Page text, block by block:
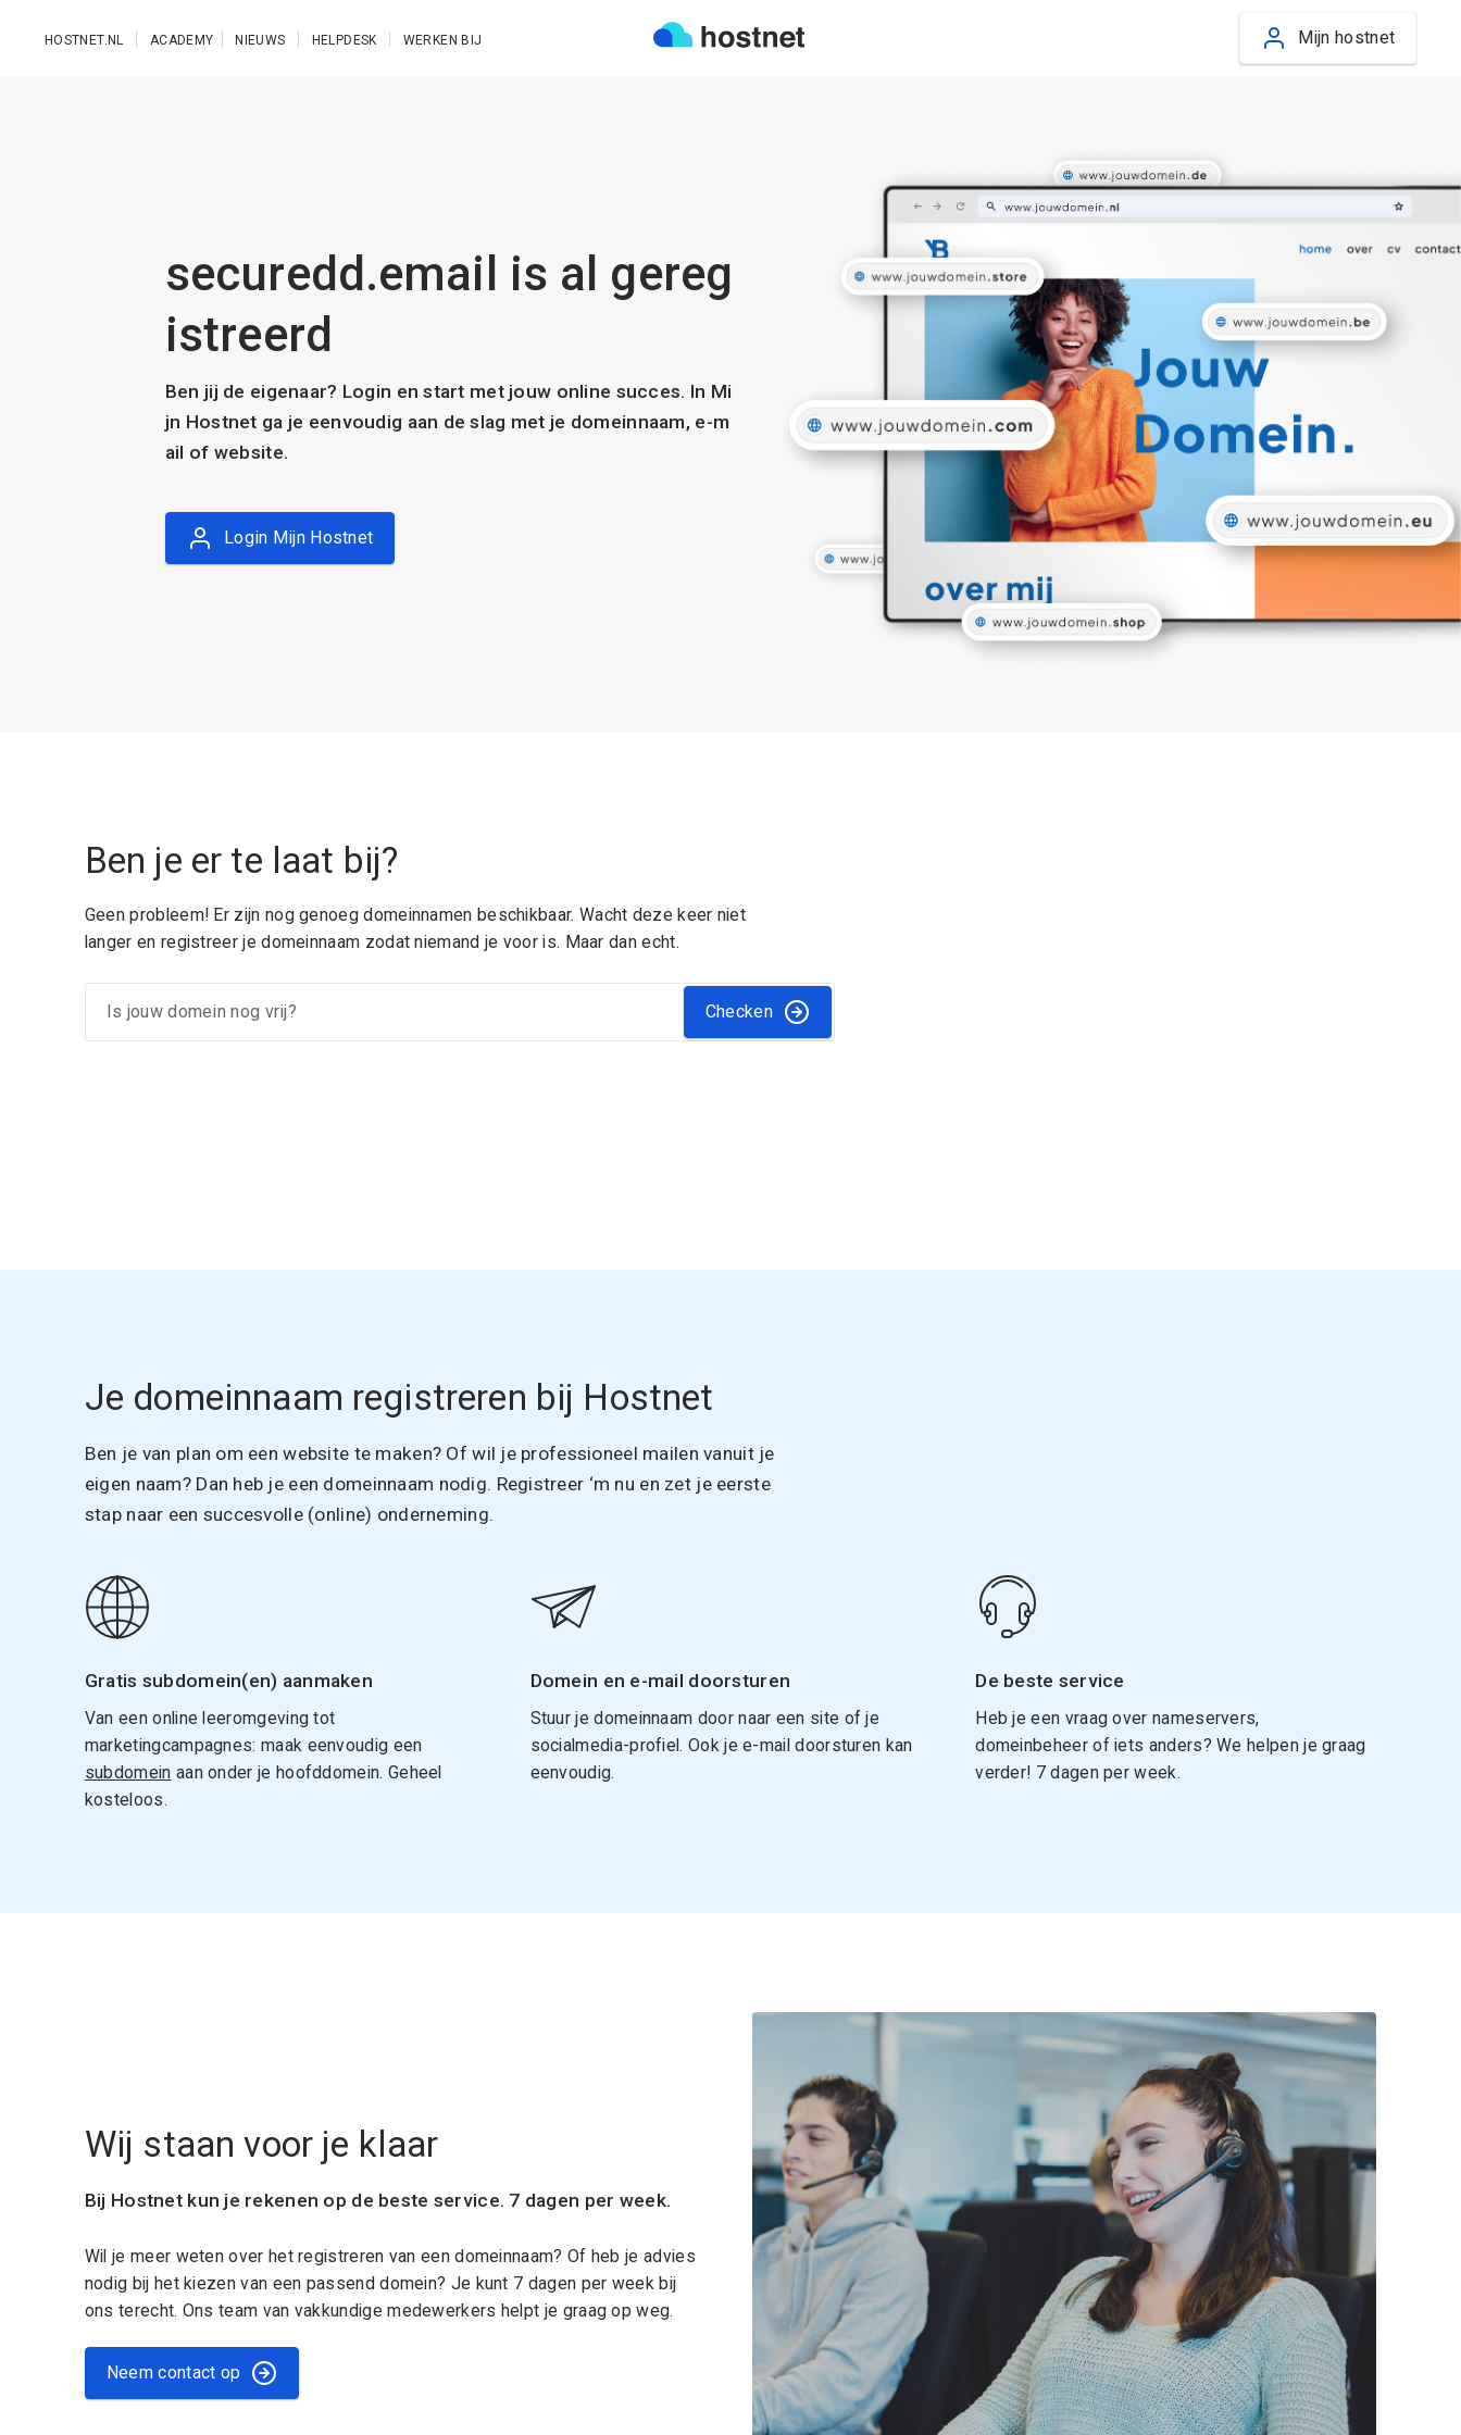
HOSTNET.NL ACADEMY NIEUWS HELPDESK WERKEN BIJ Mijn hostnet
securedd.email is al gereg
istreerd
Ben jij de eigenaar? Login en start met jouw online succes. In Mi
jn Hostnet ga je eenvoudig aan de slag met je domeinnaam, e-m
ail of website.
Login Mijn Hostnet
Ben je er te laat bij?
Geen probleem! Er zijn nog genoeg domeinnamen beschikbaar. Wacht deze keer niet
langer en registreer je domeinnaam zodat niemand je voor is. Maar dan echt.
Checken
Je domeinnaam registreren bij Hostnet
Ben je van plan om een website te maken? Of wil je professioneel mailen vanuit je
eigen naam? Dan heb je een domeinnaam nodig. Registreer ‘m nu en zet je eerste
stap naar een succesvolle (online) onderneming.
Gratis subdomein(en) aanmaken
Van een online leeromgeving tot
marketingcampagnes: maak eenvoudig een
subdomein aan onder je hoofddomein. Geheel
kosteloos.
Domein en e-mail doorsturen
Stuur je domeinnaam door naar een site of je
socialmedia-profiel. Ook je e-mail doorsturen kan
eenvoudig.
De beste service
Heb je een vraag over nameservers,
domeinbeheer of iets anders? We helpen je graag
verder! 7 dagen per week.
Wij staan voor je klaar
Bij Hostnet kun je rekenen op de beste service. 7 dagen per week.
Wil je meer weten over het registreren van een domeinnaam? Of heb je advies
nodig bij het kiezen van een passend domein? Je kunt 7 dagen per week bij
ons terecht. Ons team van vakkundige medewerkers helpt je graag op weg.
Neem contact op